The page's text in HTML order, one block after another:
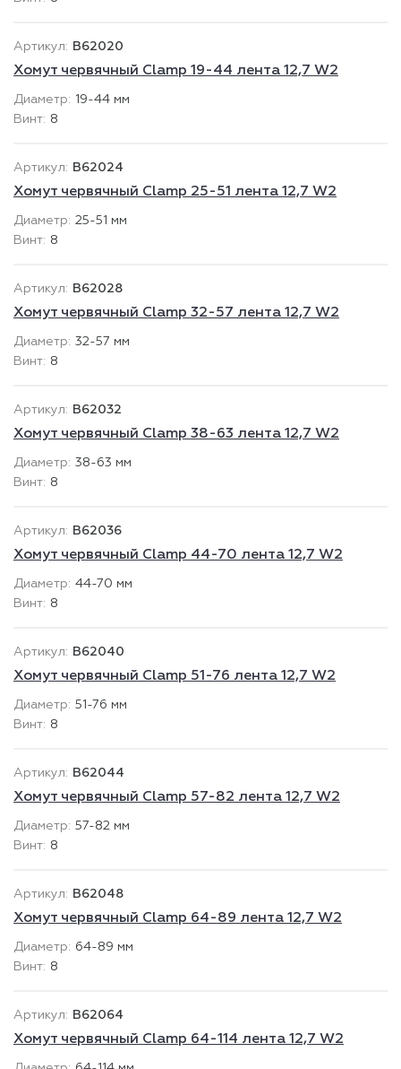
B62020
Хомут червячный Clamp 19-44 лента 12,7 W2
19-44 мм
8
B62024
Хомут червячный Clamp 25-51 лента 12,7 W2
25-51 мм
8
B62028
Хомут червячный Clamp 32-57 лента 12,7 W2
32-57 мм
8
B62032
Хомут червячный Clamp 38-63 лента 12,7 W2
38-63 мм
8
B62036
Хомут червячный Clamp 44-70 лента 12,7 W2
44-70 мм
8
B62040
Хомут червячный Clamp 51-76 лента 12,7 W2
51-76 мм
8
B62044
Хомут червячный Clamp 57-82 лента 12,7 W2
57-82 мм
8
B62048
Хомут червячный Clamp 64-89 лента 12,7 W2
64-89 мм
8
B62064
Хомут червячный Clamp 64-114 лента 12,7 W2